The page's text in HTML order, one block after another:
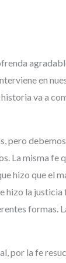
en
va a
pero
La misma fe
hizo que el
hizo la justicia
formas.
por la fe